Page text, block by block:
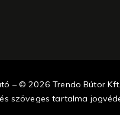
– © 2026 Trendo Bútor
szöveges tartalma